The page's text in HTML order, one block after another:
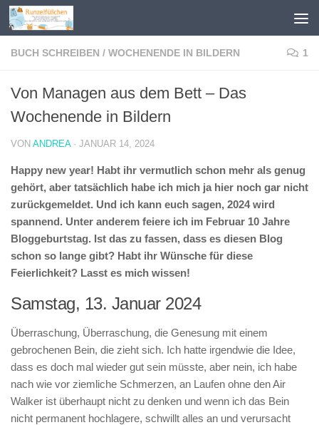
Zum Inhalt springen
BUCH SCHREIBEN / WOCHENENDE IN BILDERN 1
Von Managen aus dem Bett – Das
Wochenende in Bildern
VON ANDREA · JANUAR 14, 2024
Happy new year! Habt ihr vermutlich schon mehr als genug
gehört, aber tatsächlich habe ich mich ja hier noch gar nicht
zurückgemeldet. Und ich kann euch sagen, 2024 wird
spannend. Unter anderem feiere ich im Februar 10 Jahre
Bloggeburtstag. Ist das zu fassen, dass es diesen Blog
schon so lange gibt? Habt ihr Wünsche für diese
Feierlichkeit? Lasst es mich wissen!
Samstag, 13. Januar 2024
Überraschung, Überraschung, die Genesung mit einem
gebrochenen Bein, die zieht sich. Ich hatte irgendwie die Idee,
dass es doch mal wieder gut sein müsste, aber nein, ich habe
nach wie vor ziemliche Schmerzen, an Laufen ohne den Air
Walker ist überhaupt nicht zu denken und wenn ich das Bein
nicht permanent hochlagere, schwillt alles an und verursacht